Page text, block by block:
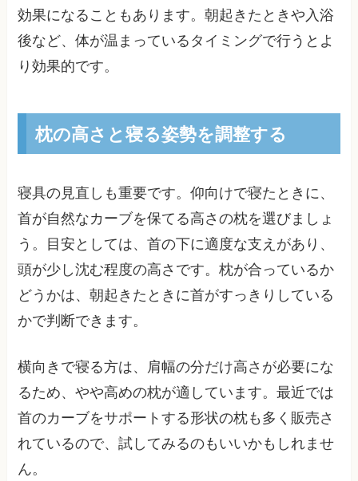
効果になることもあります。朝起きたときや入浴
後など、体が温まっているタイミングで行うとよ
り効果的です。
枕の高さと寝る姿勢を調整する
寝具の見直しも重要です。仰向けで寝たときに、
首が自然なカーブを保てる高さの枕を選びましょ
う。目安としては、首の下に適度な支えがあり、
頭が少し沈む程度の高さです。枕が合っているか
どうかは、朝起きたときに首がすっきりしている
かで判断できます。
横向きで寝る方は、肩幅の分だけ高さが必要にな
るため、やや高めの枕が適しています。最近では
首のカーブをサポートする形状の枕も多く販売さ
れているので、試してみるのもいいかもしれませ
ん。